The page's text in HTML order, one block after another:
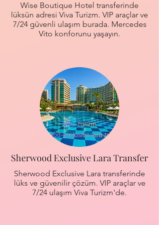
Wise Boutique Hotel transferinde
lüksün adresi Viva Turizm. VIP araçlar ve
7/24 güvenli ulaşım burada. Mercedes
Vito konforunu yaşayın.
Sherwood Exclusive Lara Transfer
Sherwood Exclusive Lara transferinde
lüks ve güvenilir çözüm. VIP araçlar ve
7/24 ulaşım Viva Turizm'de.